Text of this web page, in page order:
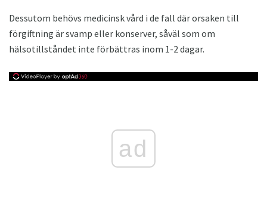
Dessutom behövs medicinsk vård i de fall där orsaken till
förgiftning är svamp eller konserver, såväl som om
hälsotillståndet inte förbättras inom 1-2 dagar.
ad